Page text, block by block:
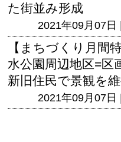
た街並み形成
2021年09月07日 |
【まちづくり月間
水公園周辺地区=区
新旧住民で景観を
2021年09月07日 |